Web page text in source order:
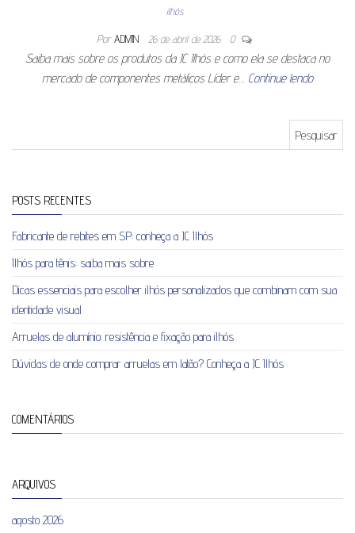
ilhós
Por ADMIN 26 de abril de 2026 0
Saiba mais sobre os produtos da JC Ilhós e como ela se destaca no
mercado de componentes metálicos Líder e… Continue lendo
POSTS RECENTES
Fabricante de rebites em SP: conheça a JC Ilhós
Ilhós para tênis: saiba mais sobre
Dicas essenciais para escolher ilhós personalizados que combinam com sua
identidade visual
Arruelas de alumínio: resistência e fixação para ilhós
Dúvidas de onde comprar arruelas em latão? Conheça a JC Ilhós
COMENTÁRIOS
ARQUIVOS
agosto 2026